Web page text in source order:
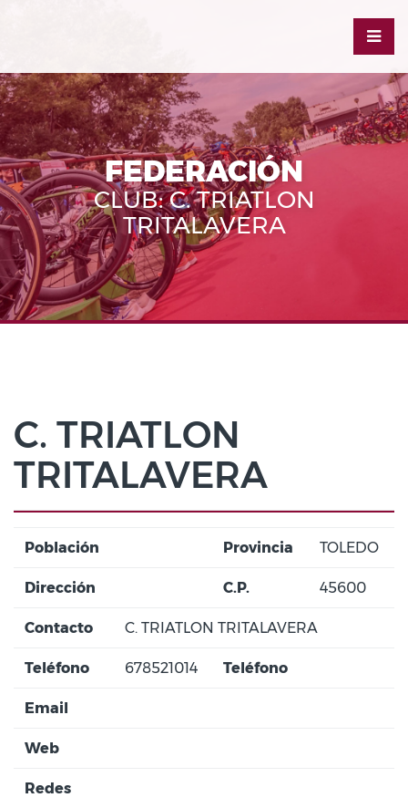
FEDERACIÓN
CLUB: C. TRIATLON
TRITALAVERA
C. TRIATLON
TRITALAVERA
Población Provincia TOLEDO
Dirección C.P. 45600
Contacto C. TRIATLON TRITALAVERA
Teléfono 678521014 Teléfono
Email
Web
Redes